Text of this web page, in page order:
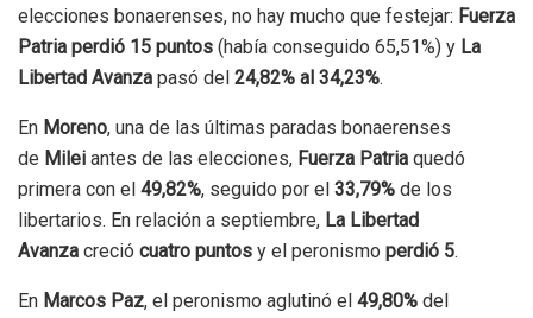
elecciones bonaerenses, no hay mucho que festejar: Fuerza
Patria perdió 15 puntos (había conseguido 65,51%) y La
Libertad Avanza pasó del 24,82% al 34,23%.
En Moreno, una de las últimas paradas bonaerenses
de Milei antes de las elecciones, Fuerza Patria quedó
primera con el 49,82%, seguido por el 33,79% de los
libertarios. En relación a septiembre, La Libertad
Avanza creció cuatro puntos y el peronismo perdió 5.
En Marcos Paz, el peronismo aglutinó el 49,80% del